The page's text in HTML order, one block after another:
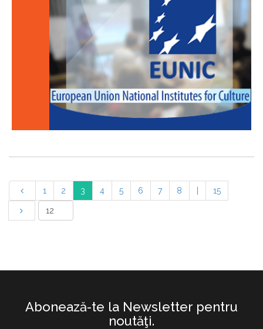
1 2 3 4 5 6 7 8 15
Abonează-te la Newsletter pentru
noutăţi.